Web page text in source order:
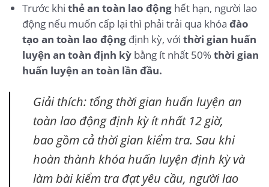
Trước khi thẻ an toàn lao độnghết hạn, người lao
động nếu muốn cấp lại thì phải trải qua khóa đào
tạo an toàn lao độngđịnh kỳ, với thời gian huấn
luyện an toàn định kỳbằng ít nhất 50% thời gian
huấn luyện an toàn lần đầu.
Giải thích: tổng thời gian huấn luyện an
toàn lao động định kỳ ít nhất 12 giờ,
bao gồm cả thời gian kiểm tra. Sau khi
hoàn thành khóa huấn luyện định kỳ và
làm bài kiểm tra đạt yêu cầu, người lao